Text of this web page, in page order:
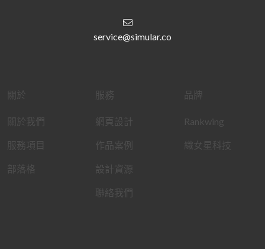
service@simular.co
關於
關於我們
服務項目
部落格
服務
網頁設計
作品案例
設計資源
聯絡我們
品牌
Rankwing
織女星科技